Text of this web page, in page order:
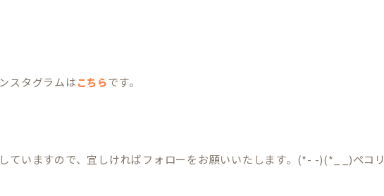
スタグラムは こちらです。
ていますので、宜しければフォローをお願いいたします。(*- -)(*_ _)ペコリ